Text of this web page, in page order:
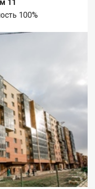
метров вдоль реки
к воде и остановкой
дорожек по
роликовая
бордюром высотой 10
11
100%